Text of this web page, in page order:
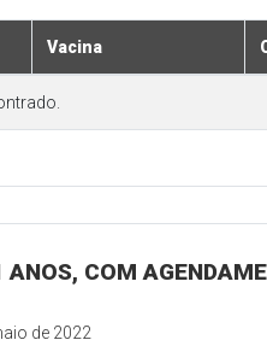
Vacina
COM
de 2022